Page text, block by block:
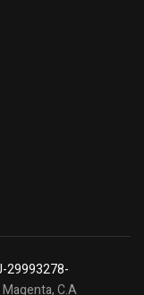
29993278-
C.A